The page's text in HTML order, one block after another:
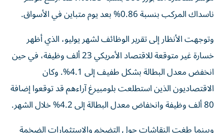
ناسداك المركب بنسبة 0.86% بعد يوم متباين في الأسواق.
وتوجهت الأنظار إلى تقرير الوظائف لشهر يوليو، الذي أظهر
خسارة غير متوقعة للاقتصاد الأمريكي 23 ألف وظيفة، في حين
انخفض معدل البطالة بشكل طفيف إلى 4.1%. وكان
الاقتصاديون الذين استطلعت بلومبيرغ آراءهم قد توقعوا إضافة
80 ألف وظيفة وانخفاض معدل البطالة إلى 4.2% خلال الشهر.